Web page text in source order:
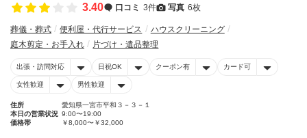
3.40 口コミ 3件 写真 6枚
葬儀・葬式 便利屋・代行サービス
ハウスクリーニング
庭木剪定・お手入れ
片づけ・遺品整理
出張・訪問対応 日祝OK クーポン有 カード可
女性歓迎 男性歓迎
住所
愛知県一宮市平和３－３－１
本日の営業状況 9:00〜19:00
価格帯
￥8,000〜￥32,000